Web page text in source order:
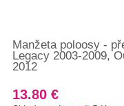
Manžeta poloosy -
Legacy 2003-2009,
2012
13.80 €